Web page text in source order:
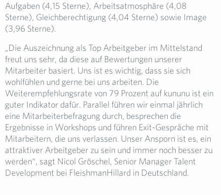
Aufgaben (4,15 Sterne), Arbeitsatmosphäre (4,08
Sterne), Gleichberechtigung (4,04 Sterne) sowie Image
(3,96 Sterne).
„Die Auszeichnung als Top Arbeitgeber im Mittelstand
freut uns sehr, da diese auf Bewertungen unserer
Mitarbeiter basiert. Uns ist es wichtig, dass sie sich
wohlfühlen und gerne bei uns arbeiten. Die
Weiterempfehlungsrate von 79 Prozent auf kununu ist ein
guter Indikator dafür. Parallel führen wir einmal jährlich
eine Mitarbeiterbefragung durch, besprechen die
Ergebnisse in Workshops und führen Exit-Gespräche mit
Mitarbeitern, die uns verlassen. Unser Ansporn ist es, ein
attraktiver Arbeitgeber zu sein und immer noch besser zu
werden“, sagt Nicol Gröschel, Senior Manager Talent
Development bei FleishmanHillard in Deutschland.